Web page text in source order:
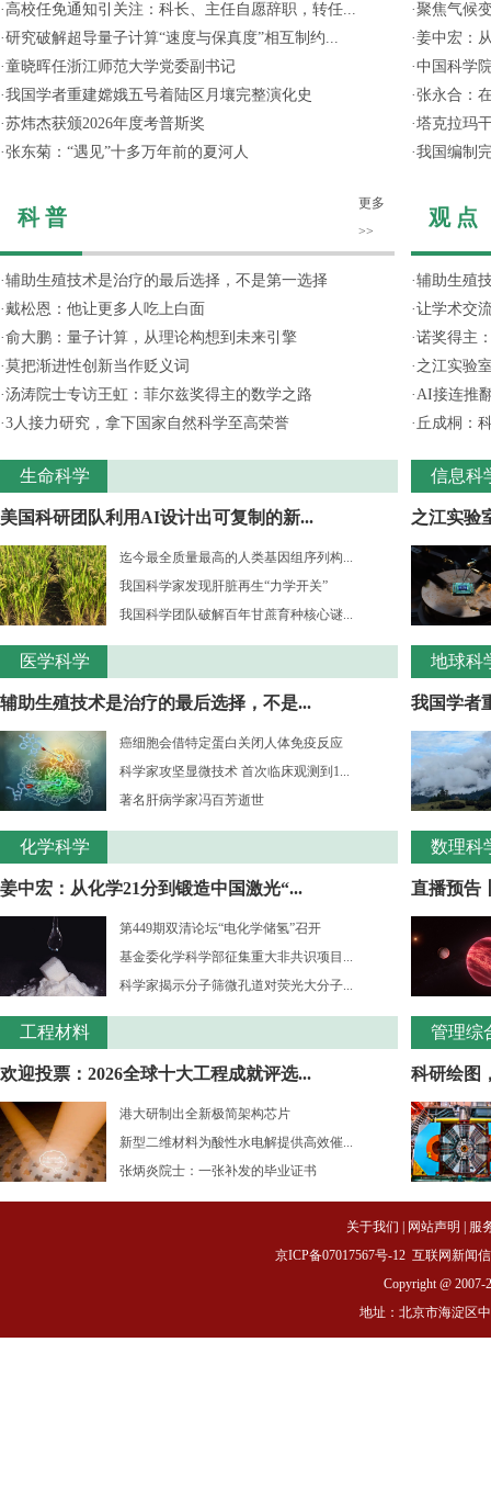
· 高校任免通知引关注：科长、主任自愿辞职，转任...
·研究破解超导量子计算“速度与保真度”相互制约...
·童晓晖任浙江师范大学党委副书记
·我国学者重建嫦娥五号着陆区月壤完整演化史
·苏炜杰获颁2026年度考普斯奖
·张东菊：“遇见”十多万年前的夏河人
科 普
更多
>>
·辅助生殖技术是治疗的最后选择，不是第一选择
·戴松恩：他让更多人吃上白面
·俞大鹏：量子计算，从理论构想到未来引擎
·莫把渐进性创新当作贬义词
·汤涛院士专访王虹：菲尔兹奖得主的数学之路
·3人接力研究，拿下国家自然科学至高荣誉
生命科学
美国科研团队利用AI设计出可复制的新...
迄今最全质量最高的人类基因组序列构...
我国科学家发现肝脏再生“力学开关”
我国科学团队破解百年甘蔗育种核心谜...
医学科学
辅助生殖技术是治疗的最后选择，不是...
癌细胞会借特定蛋白关闭人体免疫反应
科学家攻坚显微技术 首次临床观测到1...
著名肝病学家冯百芳逝世
化学科学
姜中宏：从化学21分到锻造中国激光“...
第449期双清论坛“电化学储氢”召开
基金委化学科学部征集重大非共识项目...
科学家揭示分子筛微孔道对荧光大分子...
工程材料
欢迎投票：2026全球十大工程成就评选...
港大研制出全新极简架构芯片
新型二维材料为酸性水电解提供高效催...
张炳炎院士：一张补发的毕业证书
·聚焦气候
·姜中宏：
·中国科学
·张永合：
·塔克拉玛
·我国编制
观 点
·辅助生殖
·让学术交
·诺奖得主
· 之江实验
·AI接连推
· 丘成桐：
信息科
之江实验
地球科
我国学者
数理科
直播预告
管理综
科研绘图
关于我们 网站声明
服
京ICP备07017567号-12 互联网新闻
Copyright @ 2007-
地址：北京市海淀区